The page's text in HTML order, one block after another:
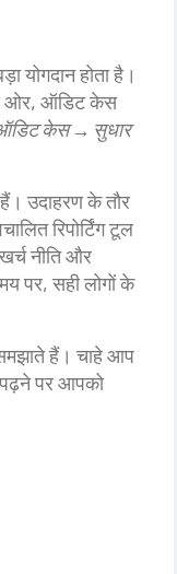
योगदान होता है।
ओर, ऑडिट केस
केस → सुधार
उदाहरण के तौर
रिपोर्टिंग टूल
नीति और
पर, सही लोगों के
हैं। चाहे आप
पढ़ने पर आपको